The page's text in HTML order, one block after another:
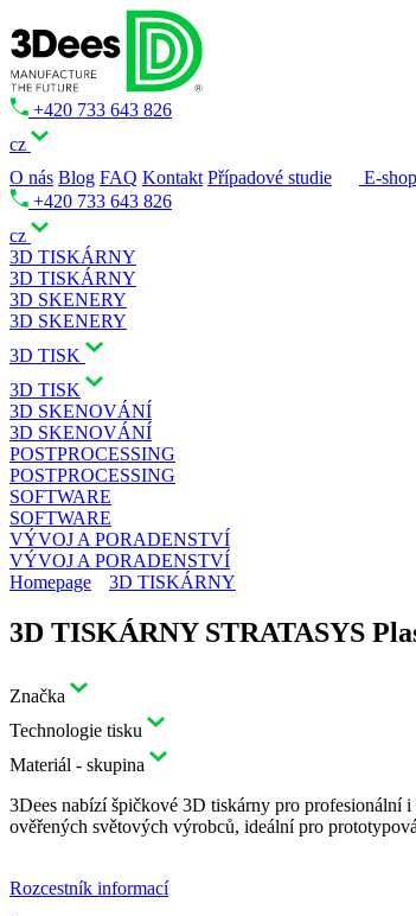
+420 733 643 826
cz
O nás Blog FAQ Kontakt Případové studie
E-shop
+420 733 643 826
cz
3D TISKÁRNY
3D TISKÁRNY
3D SKENERY
3D SKENERY
3D TISK
3D TISK
3D SKENOVÁNÍ
3D SKENOVÁNÍ
POSTPROCESSING
POSTPROCESSING
SOFTWARE
SOFTWARE
VÝVOJ A PORADENSTVÍ
VÝVOJ A PORADENSTVÍ
Homepage
3D TISKÁRNY
3D TISKÁRNY STRATASYS
Značka
Technologie tisku
Materiál - skupina
3Dees nabízí špičkové 3D tiskárny pro
ověřených světových výrobců, ideální pro
Rozcestník informací